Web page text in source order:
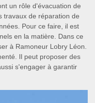
un rôle d'évacuation de
travaux de réparation de
Pour ce faire, il est
en la matière. Dans ce
à Ramoneur Lobry Léon.
Il peut proposer des
s'engager à garantir